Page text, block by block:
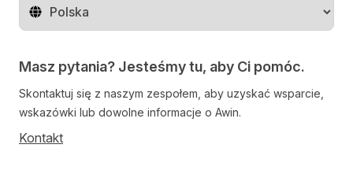
Zmień region
Masz pytania? Jesteśmy tu, aby Ci pomóc.
Skontaktuj się z naszym zespołem, aby uzyskać wsparcie,
wskazówki lub dowolne informacje o Awin.
Kontakt